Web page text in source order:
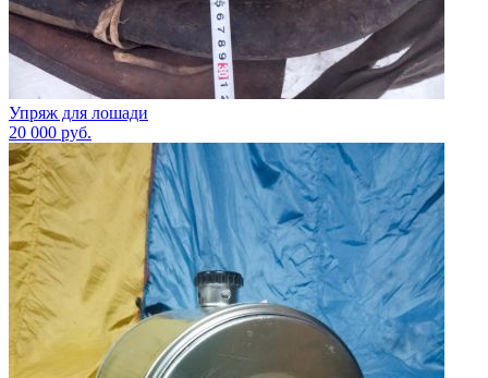
Упряж для лошади
20 000 руб.